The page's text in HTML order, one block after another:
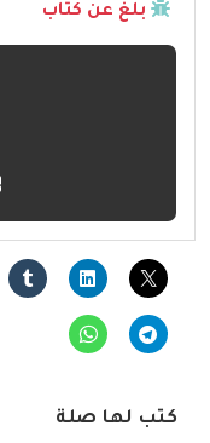
بلّغ عن كتاب
كتب لها صلة